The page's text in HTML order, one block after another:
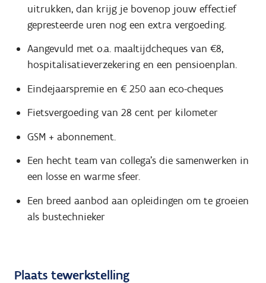
uitrukken, dan krijg je bovenop jouw effectief
gepresteerde uren nog een extra vergoeding.
Aangevuld met o.a. maaltijdcheques van €8,
hospitalisatieverzekering en een pensioenplan.
Eindejaarspremie en € 250 aan eco-cheques
Fietsvergoeding van 28 cent per kilometer
GSM + abonnement.
Een hecht team van collega’s die samenwerken in
een losse en warme sfeer.
Een breed aanbod aan opleidingen om te groeien
als bustechnieker
Plaats tewerkstelling